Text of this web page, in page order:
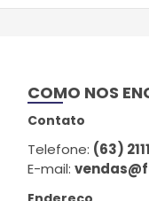
COMO NOS
Contato
Telefone: (63)
E-mail: